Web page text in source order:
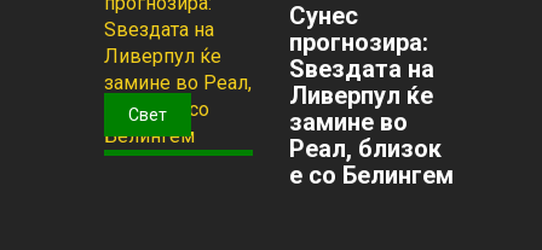
Свет
Сунес
прогнозира:
Ѕвездата на
Ливерпул ќе
замине во
Реал, близок
е со Белингем